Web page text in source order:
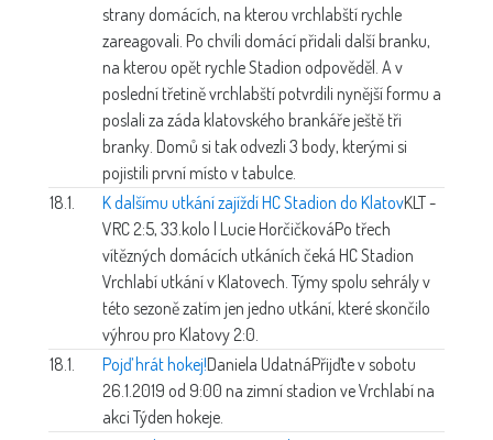
strany domácích, na kterou vrchlabští rychle
zareagovali. Po chvíli domácí přidali další branku,
na kterou opět rychle Stadion odpověděl. A v
poslední třetině vrchlabští potvrdili nynější formu a
poslali za záda klatovského brankáře ještě tři
branky. Domů si tak odvezli 3 body, kterými si
pojistili první místo v tabulce.
18.1.
K dalšímu utkání zajíždí HC Stadion do KlatovKLT -
VRC 2:5, 33.kolo | Lucie HorčičkováPo třech
vítězných domácích utkáních čeká HC Stadion
Vrchlabí utkání v Klatovech. Týmy spolu sehrály v
této sezoně zatím jen jedno utkání, které skončilo
výhrou pro Klatovy 2:0.
18.1.
Pojď hrát hokej!Daniela UdatnáPřijďte v sobotu
26.1.2019 od 9:00 na zimní stadion ve Vrchlabí na
akci Týden hokeje.